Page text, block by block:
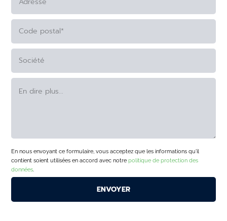
En nous envoyant ce formulaire, vous acceptez que les informations qu'il
contient soient utilisées en accord avec notrepolitique de protection des
données.
ALTERNATIVE: